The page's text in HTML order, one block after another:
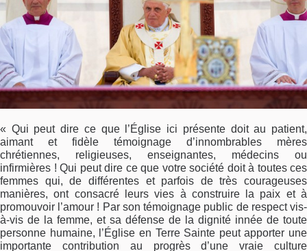
« Qui peut dire ce que l’Église ici présente doit au patient,
aimant et fidèle témoignage d’innombrables mères
chrétiennes, religieuses, enseignantes, médecins ou
infirmières ! Qui peut dire ce que votre société doit à toutes ces
femmes qui, de différentes et parfois de très courageuses
manières, ont consacré leurs vies à construire la paix et à
promouvoir l’amour ! Par son témoignage public de respect vis-
à-vis de la femme, et sa défense de la dignité innée de toute
personne humaine, l’Église en Terre Sainte peut apporter une
importante contribution au progrès d’une vraie culture